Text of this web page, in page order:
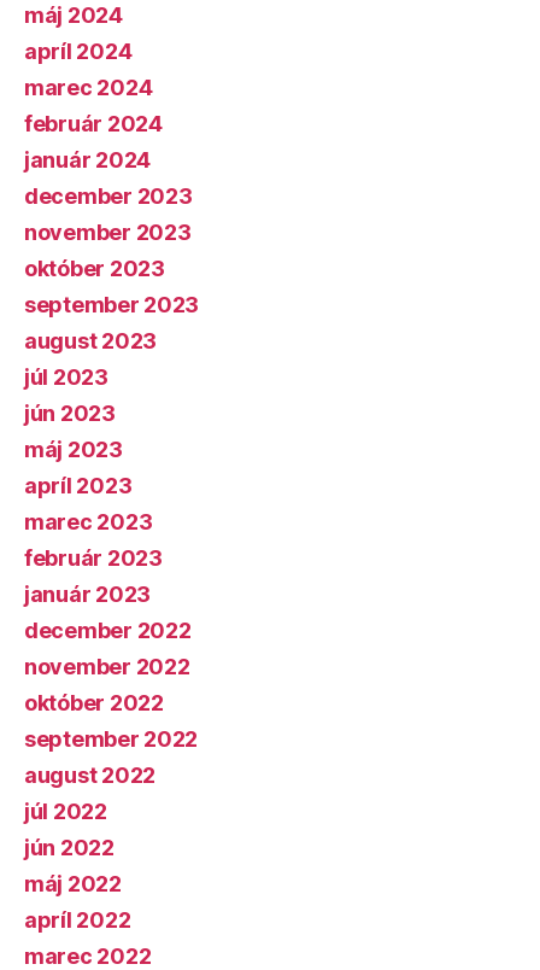
máj 2024
apríl 2024
marec 2024
február 2024
január 2024
december 2023
november 2023
október 2023
september 2023
august 2023
júl 2023
jún 2023
máj 2023
apríl 2023
marec 2023
február 2023
január 2023
december 2022
november 2022
október 2022
september 2022
august 2022
júl 2022
jún 2022
máj 2022
apríl 2022
marec 2022